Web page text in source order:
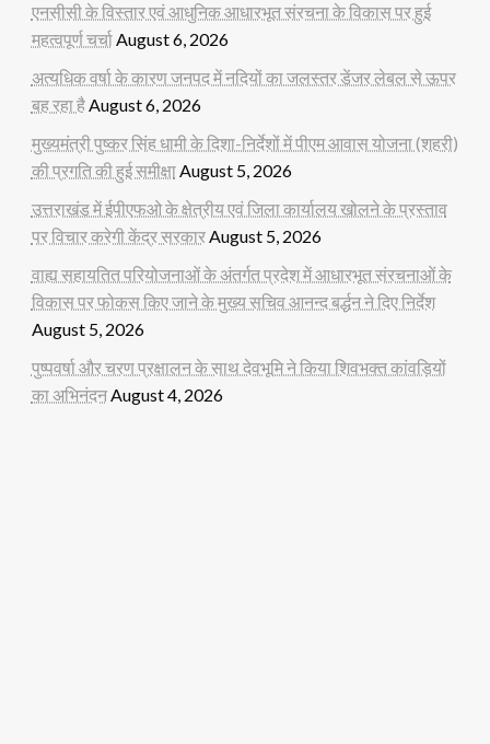
एनसीसी के विस्तार एवं आधुनिक आधारभूत संरचना के विकास पर हुई
महत्वपूर्ण चर्चाAugust 6, 2026
अत्यधिक वर्षा के कारण जनपद में नदियों का जलस्तर डेंजर लेबल से ऊपर
बह रहा हैAugust 6, 2026
मुख्यमंत्री पुष्कर सिंह धामी के दिशा-निर्देशों में पीएम आवास योजना (शहरी)
की प्रगति की हुई समीक्षाAugust 5, 2026
उत्तराखंड में ईपीएफओ के क्षेत्रीय एवं जिला कार्यालय खोलने के प्रस्ताव
पर विचार करेगी केंद्र सरकारAugust 5, 2026
वाह्य सहायतित परियोजनाओं के अंतर्गत प्रदेश में आधारभूत संरचनाओं के
विकास पर फोकस किए जाने के मुख्य सचिव आनन्द बर्द्धन ने दिए निर्देश
August 5, 2026
पुष्पवर्षा और चरण प्रक्षालन के साथ देवभूमि ने किया शिवभक्त कांवड़ियों
का अभिनंदनAugust 4, 2026